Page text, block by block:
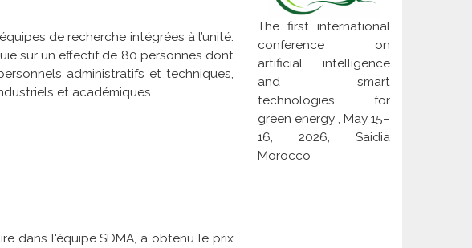
de recherche intégrées à l’unité.
sur un effectif de 80 personnes dont
administratifs et techniques,
et académiques.
dans l'équipe SDMA, a obtenu le prix
The first international
conference on
artificial intelligence
and smart
technologies for
green energy , May 15–
16, 2026, Saidia
Morocco